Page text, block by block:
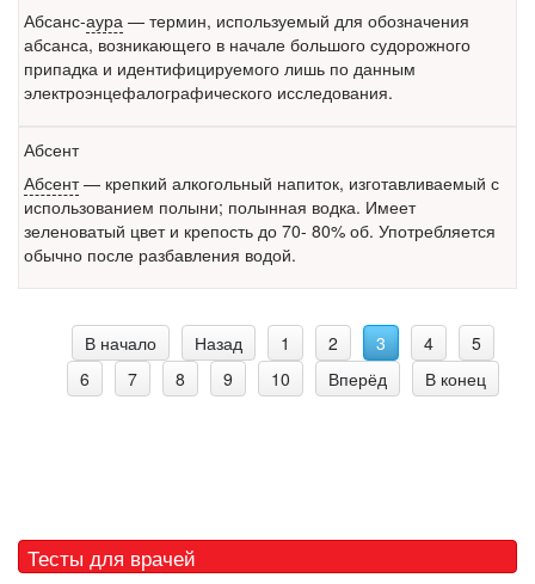
Абсанс-аура — термин, используемый для обозначения
абсанса, возникающего в начале большого судорожного
припадка и идентифицируемого лишь по данным
электроэнцефалографического исследования.
Абсент
Абсент— крепкий алкогольный напиток, изготавливаемый с
использованием полыни; полынная водка. Имеет
зеленоватый цвет и крепость до 70- 80% об. Употребляется
обычно после разбавления водой.
В начало Назад 1 2 3 4
5
6
7 8 9 10 Вперёд В конец
Тесты для врачей